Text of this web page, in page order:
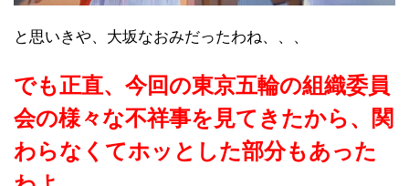
と思いきや、大坂なおみだったわね、、、
でも正直、今回の東京五輪の組織委員
会の様々な不祥事を見てきたから、関
わらなくてホッとした部分もあった